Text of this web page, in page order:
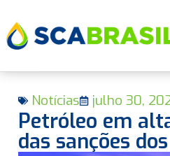
Notícias julho 30,
Petróleo em
das sanções